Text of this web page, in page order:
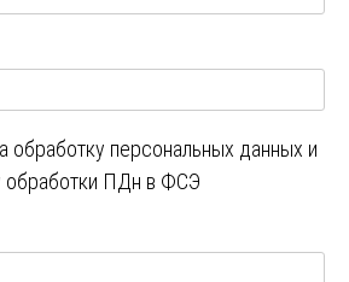
обработку персональных данных и
обработки ПДн в ФСЭ